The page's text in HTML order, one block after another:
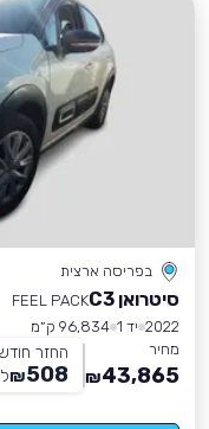
בפריסה ארצית
סיטרואן C3
FEEL PACK
2022 יד 1
96,834 ק״מ
מחיר
43,865
₪
החזר
508
₪